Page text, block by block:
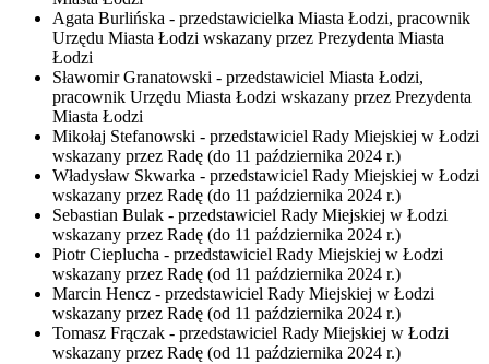
Agata Burlińska - przedstawicielka Miasta Łodzi, pracownik
Urzędu Miasta Łodzi wskazany przez Prezydenta Miasta
Łodzi
Sławomir Granatowski - przedstawiciel Miasta Łodzi,
pracownik Urzędu Miasta Łodzi wskazany przez Prezydenta
Miasta Łodzi
Mikołaj Stefanowski - przedstawiciel Rady Miejskiej w Łodzi
wskazany przez Radę (do 11 października 2024 r.)
Władysław Skwarka - przedstawiciel Rady Miejskiej w Łodzi
wskazany przez Radę (do 11 października 2024 r.)
Sebastian Bulak - przedstawiciel Rady Miejskiej w Łodzi
wskazany przez Radę (do 11 października 2024 r.)
Piotr Cieplucha - przedstawiciel Rady Miejskiej w Łodzi
wskazany przez Radę (od 11 października 2024 r.)
Marcin Hencz - przedstawiciel Rady Miejskiej w Łodzi
wskazany przez Radę (od 11 października 2024 r.)
Tomasz Frączak - przedstawiciel Rady Miejskiej w Łodzi
wskazany przez Radę (od 11 października 2024 r.)